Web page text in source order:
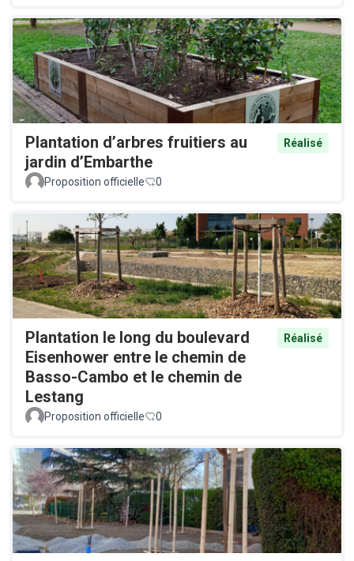
Plantation d’arbres fruitiers au
jardin d’Embarthe
Réalisé
Proposition officielle 0
Plantation le long du boulevard
Eisenhower entre le chemin de
Basso-Cambo et le chemin de
Lestang
Réalisé
Proposition officielle 0